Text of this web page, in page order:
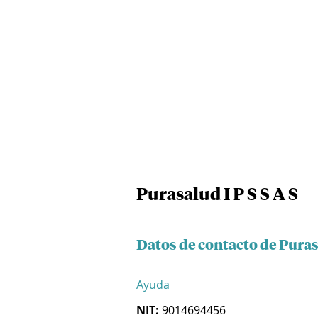
Purasalud I P S S A S
Datos de contacto de
Ayuda
NIT: 9014694456